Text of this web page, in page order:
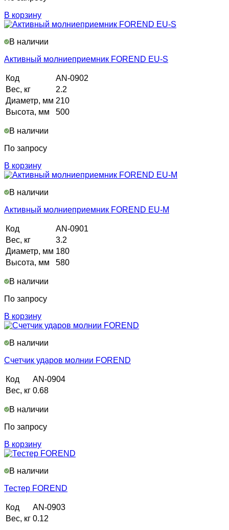
В корзину
В наличии
Активный молниеприемник FOREND EU-S
Код
AN-0902
Вес, кг
2.2
Диаметр, мм 210
Высота, мм
500
В наличии
По запросу
В корзину
В наличии
Активный молниеприемник FOREND EU-М
Код
AN-0901
Вес, кг
3.2
Диаметр, мм 180
Высота, мм
580
В наличии
По запросу
В корзину
В наличии
Счетчик ударов молнии FOREND
Код
AN-0904
Вес, кг 0.68
В наличии
По запросу
В корзину
В наличии
Тестер FOREND
Код
AN-0903
Вес, кг 0.12